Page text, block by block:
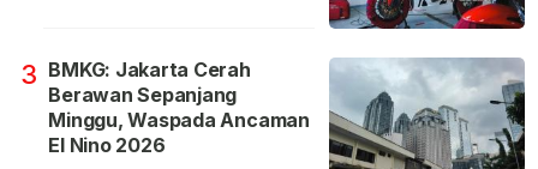
3 BMKG: Jakarta Cerah
Berawan Sepanjang
Minggu, Waspada Ancaman
El Nino 2026